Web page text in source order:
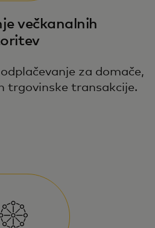
večkanalnih
za domače,
trgovinske transakcije.